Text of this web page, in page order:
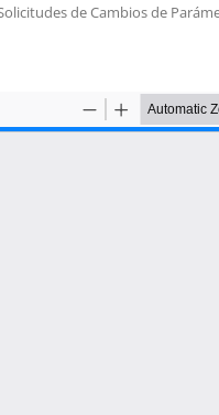
de Cambios de